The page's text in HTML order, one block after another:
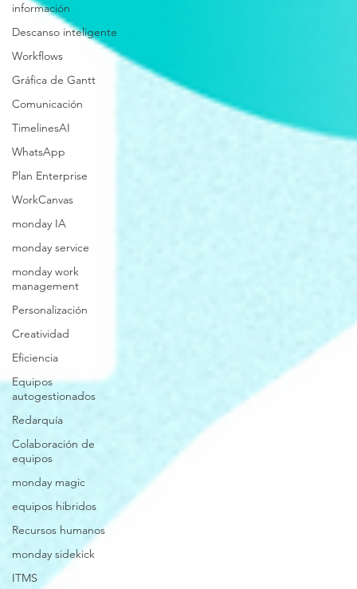
información
Descanso inteligente
Workflows
Gráfica de Gantt
Comunicación
TimelinesAI
WhatsApp
Plan Enterprise
WorkCanvas
monday IA
monday service
monday work
management
Personalización
Creatividad
Eficiencia
Equipos
autogestionados
Redarquía
Colaboración de
equipos
monday magic
equipos hibridos
Recursos humanos
monday sidekick
ITMS